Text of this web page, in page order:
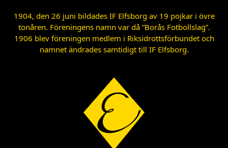
1904, den 26 juni bildades IF Elfsborg av 19 pojkar i övre
tonåren. Föreningens namn var då ”Borås Fotbollslag”.
1906 blev föreningen medlem i Riksidrottsförbundet och
namnet ändrades samtidigt till IF Elfsborg.